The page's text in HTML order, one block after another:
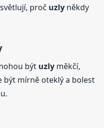
proč uzly někdy
být uzly měkčí,
být mírně oteklý a bolest